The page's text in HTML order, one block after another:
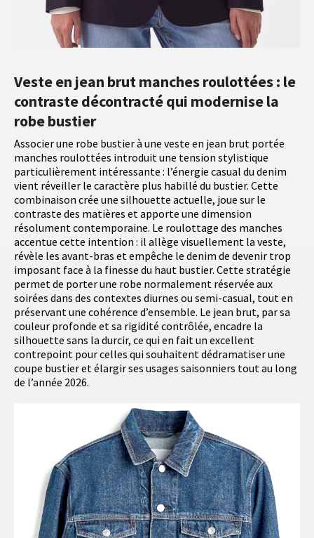
Veste en jean brut manches roulottées : le
contraste décontracté qui modernise la
robe bustier
Associer une robe bustier à une veste en jean brut portée
manches roulottées introduit une tension stylistique
particulièrement intéressante : l’énergie casual du denim
vient réveiller le caractère plus habillé du bustier. Cette
combinaison crée une silhouette actuelle, joue sur le
contraste des matières et apporte une dimension
résolument contemporaine. Le roulottage des manches
accentue cette intention : il allège visuellement la veste,
révèle les avant-bras et empêche le denim de devenir trop
imposant face à la finesse du haut bustier. Cette stratégie
permet de porter une robe normalement réservée aux
soirées dans des contextes diurnes ou semi-casual, tout en
préservant une cohérence d’ensemble. Le jean brut, par sa
couleur profonde et sa rigidité contrôlée, encadre la
silhouette sans la durcir, ce qui en fait un excellent
contrepoint pour celles qui souhaitent dédramatiser une
coupe bustier et élargir ses usages saisonniers tout au long
de l’année 2026.